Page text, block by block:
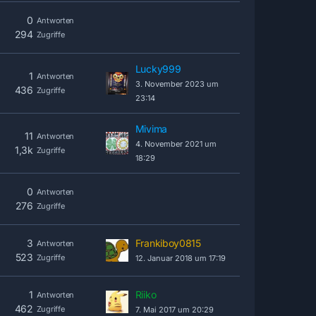
Antworten
0
Zugriffe
294
Antworten
1
Zugriffe
436
Lucky999
3. November 2023 um
23:14
Antworten
11
Zugriffe
1,3k
Mivima
4. November 2021 um
18:29
Antworten
0
Zugriffe
276
Antworten
3
Zugriffe
523
Frankiboy0815
12. Januar 2018 um 17:19
Antworten
1
Zugriffe
462
Riiko
7. Mai 2017 um 20:29